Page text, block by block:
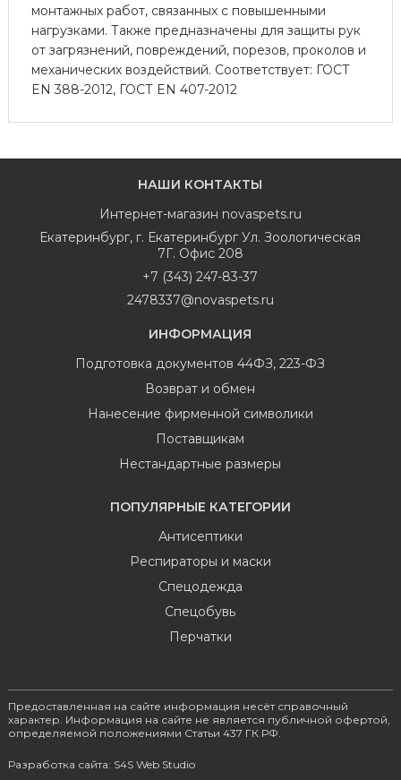
монтажных работ, связанных с повышенными
нагрузками. Также предназначены для защиты рук
от загрязнений, повреждений, порезов, проколов и
механических воздействий. Соответствует: ГОСТ
EN 388-2012, ГОСТ EN 407-2012
НАШИ КОНТАКТЫ
Интернет-магазин novaspets.ru
Екатеринбург, г. Екатеринбург Ул. Зоологическая
7Г. Офис 208
+7 (343) 247-83-37
2478337@novaspets.ru
ИНФОРМАЦИЯ
Подготовка документов 44ФЗ, 223-ФЗ
Возврат и обмен
Нанесение фирменной символики
Поставщикам
Нестандартные размеры
ПОПУЛЯРНЫЕ КАТЕГОРИИ
Антисептики
Респираторы и маски
Спецодежда
Спецобувь
Перчатки
Предоставленная на сайте информация несёт справочный
характер. Информация на сайте не является публичной офертой,
определяемой положениями Статьи 437 ГК РФ.
Разработка сайта: S4S Web Studio